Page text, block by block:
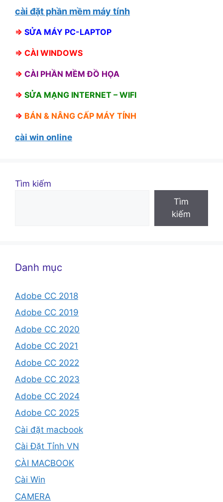
cài đặt phần mềm máy tính
⇒ SỬA MÁY PC-LAPTOP
⇒ CÀI WINDOWS
⇒ CÀI PHẦN MỀM ĐỒ HỌA
⇒ SỬA MẠNG INTERNET – WIFI
⇒ BÁN & NÂNG CẤP MÁY TÍNH
cài win online
Tìm kiếm
Tìm
kiếm
Danh mục
Adobe CC 2018
Adobe CC 2019
Adobe CC 2020
Adobe CC 2021
Adobe CC 2022
Adobe CC 2023
Adobe CC 2024
Adobe CC 2025
Cài đặt macbook
Cài Đặt Tỉnh VN
CÀI MACBOOK
Cài Win
CAMERA